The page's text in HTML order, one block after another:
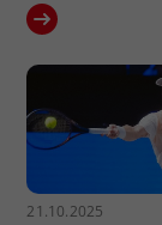
21.10.2025